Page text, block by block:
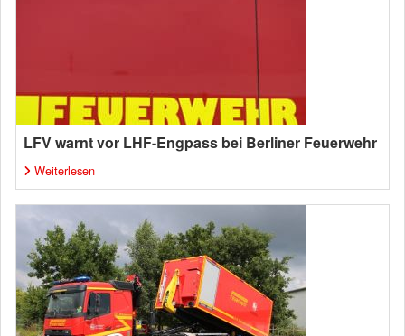
LFV warnt vor LHF-Engpass bei Berliner Feuerwehr
Weiterlesen